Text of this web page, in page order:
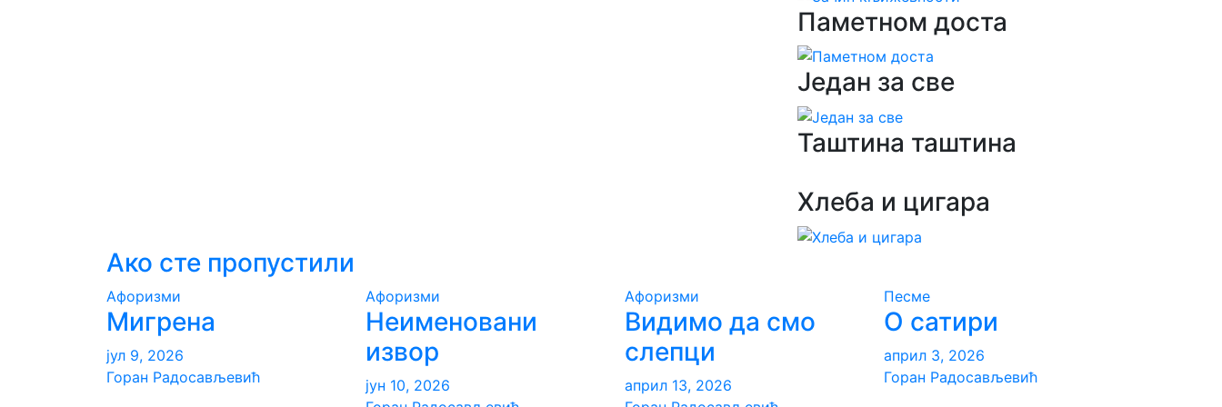
Паметном доста
Један за све
Таштина таштина
Хлеба и цигара
Ако сте пропустили
Aфоризми
Мигрена
јул 9, 2026
Горан Радосављевић
Aфоризми
Неименовани
извор
јун 10, 2026
Aфоризми
Видимо да смо
слепци
април 13, 2026
Песме
О сатири
април 3, 2026
Горан Радосављевић